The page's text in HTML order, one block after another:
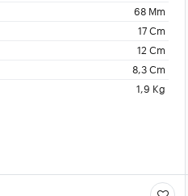
68 Mm
17 Cm
12 Cm
8,3 Cm
1,9 Kg